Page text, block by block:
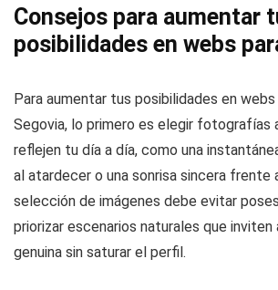
Consejos para aumentar
posibilidades en webs
Para aumentar tus posibilidades en
Segovia, lo primero es elegir fotografías
reflejen tu día a día, como una
al atardecer o una sonrisa sincera frente
selección de imágenes debe evitar
priorizar escenarios naturales que inviten
genuina sin saturar el perfil.